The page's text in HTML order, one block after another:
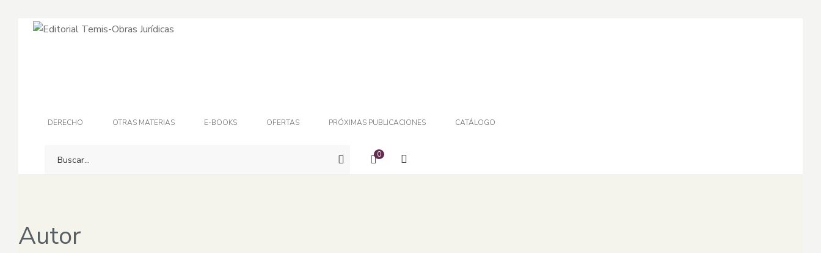
DERECHO OTRAS MATERIAS E-BOOKS OFERTAS PRÓXIMAS PUBLICACIONES CATÁLOGO
0
Autor